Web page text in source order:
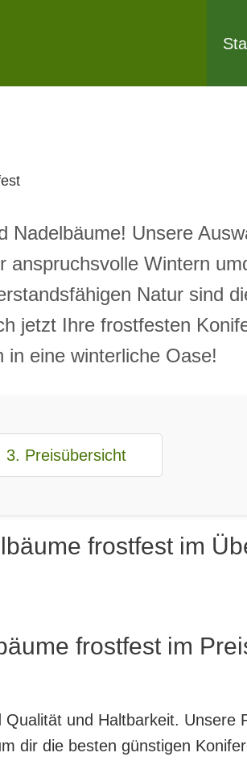
Nadelbäume! Unsere
Wintern
Natur sind
jetzt Ihre frostfesten
in eine winterliche Oase!
3. Preisübersicht
frostfest im
frostfest im
und Haltbarkeit. Unsere
dir die besten günstigen